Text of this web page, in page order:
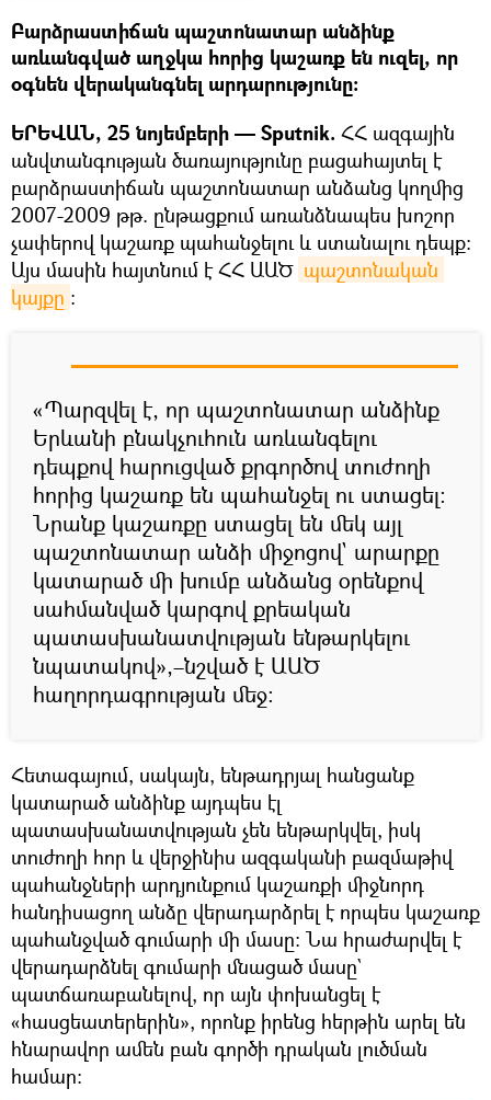
Բարձրաստիճան պաշտոնատար անձինք
առևանգված աղջկա հորից կաշառք են ուզել, որ
օգնեն վերականգնել արդարությունը։
ԵՐԵՎԱՆ, 25 նոյեմբերի — Sputnik. ՀՀ ազգային
անվտանգության ծառայությունը բացահայտել է
բարձրաստիճան պաշտոնատար անձանց կողմից
2007-2009 թթ. ընթացքում առանձնապես խոշոր
չափերով կաշառք պահանջելու և ստանալու դեպք։
Այս մասին հայտնում է ՀՀ ԱԱԾ պաշտոնական
կայքը ։
«Պարզվել է, որ պաշտոնատար անձինք
Երևանի բնակչուհուն առևանգելու
դեպքով հարուցված քրգործով տուժողի
հորից կաշառք են պահանջել ու ստացել։
Նրանք կաշառքը ստացել են մեկ այլ
պաշտոնատար անձի միջոցով` արարքը
կատարած մի խումբ անձանց օրենքով
սահմանված կարգով քրեական
պատասխանատվության ենթարկելու
նպատակով»,–նշված է ԱԱԾ
հաղորդագրության մեջ։
Հետագայում, սակայն, ենթադրյալ հանցանք
կատարած անձինք այդպես էլ
պատասխանատվության չեն ենթարկվել, իսկ
տուժողի հոր և վերջինիս ազգականի բազմաթիվ
պահանջների արդյունքում կաշառքի միջնորդ
հանդիսացող անձը վերադարձրել է որպես կաշառք
պահանջված գումարի մի մասը։ Նա հրաժարվել է
վերադարձնել գումարի մնացած մասը`
պատճառաբանելով, որ այն փոխանցել է
«հասցեատերերին», որոնք իրենց հերթին արել են
հնարավոր ամեն բան գործի դրական լուծման
համար: